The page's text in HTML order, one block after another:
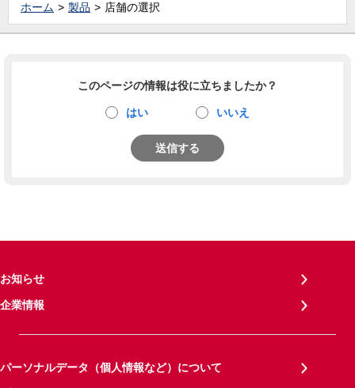
ホーム 製品 店舗の選択
このページの情報は役に立ちましたか？
はい いいえ
送信する
お知らせ
企業情報
パーソナルデータ（個人情報など）について